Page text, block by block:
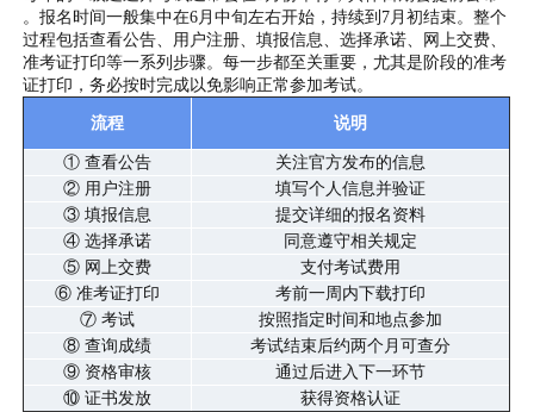
。报名时间一般集中在6月中旬左右开始，持续到7月初结束。整个
过程包括查看公告、用户注册、填报信息、选择承诺、网上交费、
准考证打印等一系列步骤。每一步都至关重要，尤其是阶段的准考
证打印，务必按时完成以免影响正常参加考试。
流程
说明
① 查看公告
关注官方发布的信息
② 用户注册
填写个人信息并验证
③ 填报信息
提交详细的报名资料
④ 选择承诺
同意遵守相关规定
⑤ 网上交费
支付考试费用
⑥ 准考证打印
考前一周内下载打印
⑦ 考试
按照指定时间和地点参加
⑧ 查询成绩
考试结束后约两个月可查分
⑨ 资格审核
通过后进入下一环节
⑩ 证书发放
获得资格认证